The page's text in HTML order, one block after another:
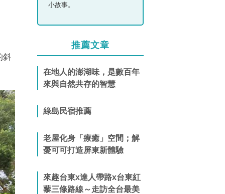
小故事。
斜
推薦文章
在地人的澎湖味，是數百年
來與自然共存的智慧
綠島民宿推薦
老屋化身「療癒」空間；解
憂可可打造屏東新體驗
來趣台東x達人帶路x台東紅
藜三條路線～走訪全台最美